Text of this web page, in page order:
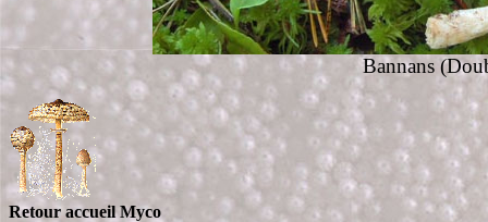
Bannans
Retour accueil Myco